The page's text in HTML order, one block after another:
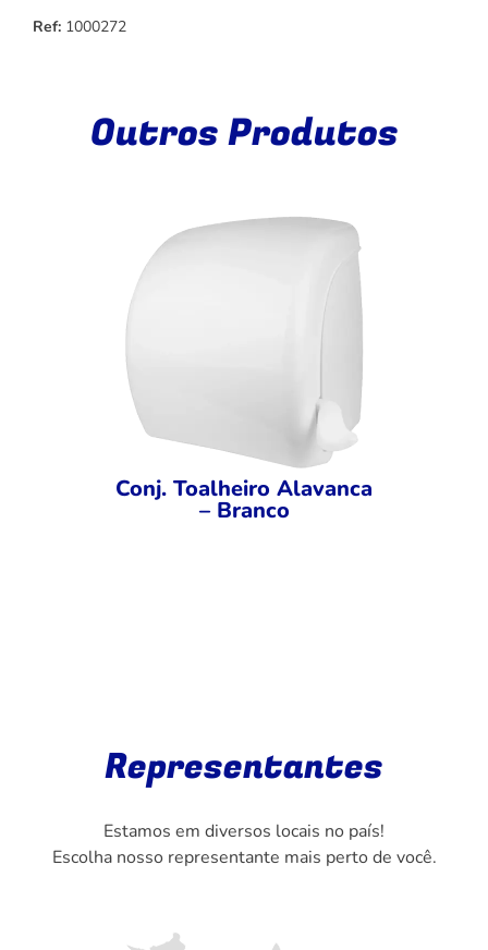
Ref: 1000272
Outros Produtos
Conj. Toalheiro Alavanca
– Branco
Representantes
Estamos em diversos locais no país!
Escolha nosso representante mais perto de você.